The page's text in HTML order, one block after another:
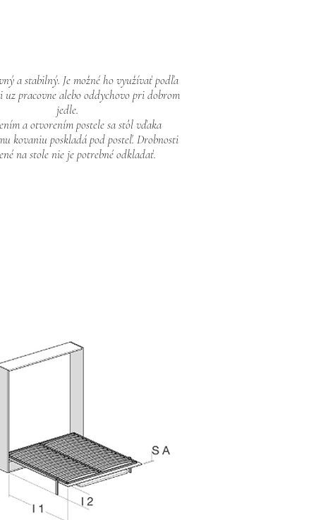
a stabilný. Je možné ho využívať podľa
uz pracovne alebo oddychovo pri dobrom
jedle.
a otvorením postele sa stôl vďaka
kovaniu poskladá pod posteľ. Drobnosti
na stole nie je potrebné odkladať.